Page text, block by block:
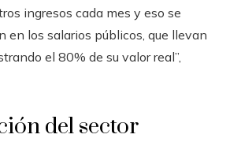
ingresos cada mes y eso se
en los salarios públicos, que llevan
el 80% de su valor real”,
del sector